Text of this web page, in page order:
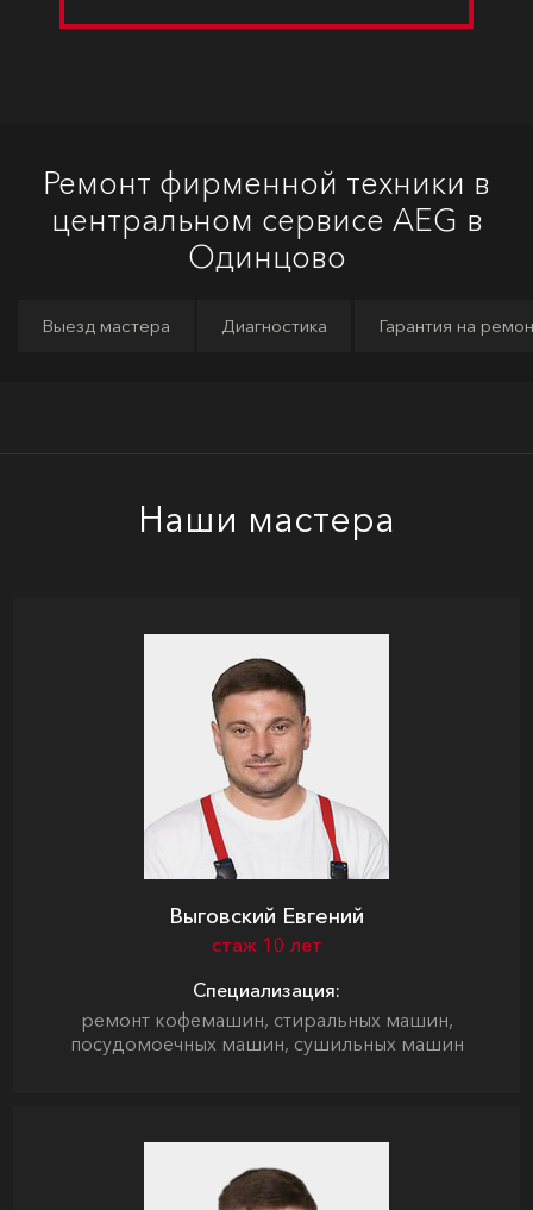
Ремонт фирменной техники в
центральном сервисе AEG в
Одинцово
Выезд мастера Диагностика Гарантия на
Наши мастера
Выговский Евгений
стаж 10 лет
Специализация:
ремонт кофемашин, стиральных машин,
посудомоечных машин, сушильных машин